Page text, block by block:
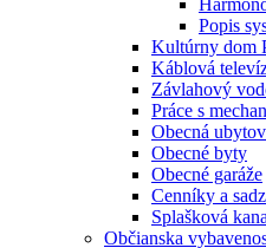
Popis
Kultúrny dom
Káblová
Závlahový
Práce s
Obecná
Obecné byty
Obecné garáže
Cenníky a
Splašková
Občianska